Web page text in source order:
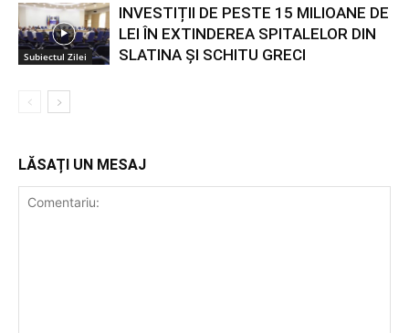
Subiectul Zilei
INVESTIȚII DE PESTE 15 MILIOANE DE
LEI ÎN EXTINDEREA SPITALELOR DIN
SLATINA ȘI SCHITU GRECI
LĂSAȚI UN MESAJ